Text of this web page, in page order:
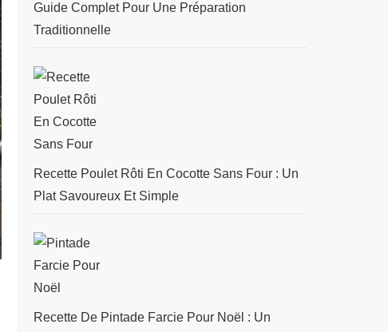
Guide Complet Pour Une Préparation
Traditionnelle
Recette Poulet Rôti En Cocotte Sans Four : Un
Plat Savoureux Et Simple
Recette De Pintade Farcie Pour Noël : Un